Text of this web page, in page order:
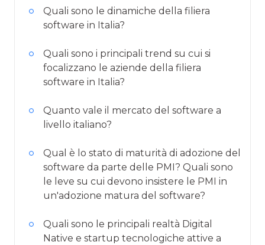
Quali sono le dinamiche della filiera
software in Italia?
Quali sono i principali trend su cui si
focalizzano le aziende della filiera
software in Italia?
Quanto vale il mercato del software a
livello italiano?
Qual è lo stato di maturità di adozione del
software da parte delle PMI? Quali sono
le leve su cui devono insistere le PMI in
un'adozione matura del software?
Quali sono le principali realtà Digital
Native e startup tecnologiche attive a